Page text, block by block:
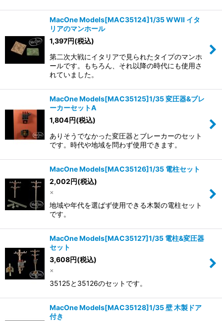
MacOne Models[MAC35124]1/35 WWII イタ
リアのマンホール
1,397円(税込)
第二次大戦にイタリアで見られたタイプのマンホ
ールです。もちろん、それ以降の時代にも使用さ
れていました。
MacOne Models[MAC35125]1/35 変圧器&ブレ
ーカーセットA
1,804円(税込)
ありそうでなかった変圧器とブレーカーのセット
です。時代や地域を問わず使用できます。
MacOne Models[MAC35126]1/35 電柱セット
2,002円(税込)
×
地域や年代を選ばず使用できる木製の電柱セット
です。
MacOne Models[MAC35127]1/35 電柱&変圧器
セット
3,608円(税込)
×
35125と35126のセットです。
MacOne Models[MAC35128]1/35 壁 木製ドア
付き